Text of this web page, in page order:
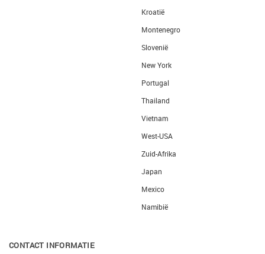
Kroatië
Montenegro
Slovenië
New York
Portugal
Thailand
Vietnam
West-USA
Zuid-Afrika
Japan
Mexico
Namibië
CONTACT INFORMATIE